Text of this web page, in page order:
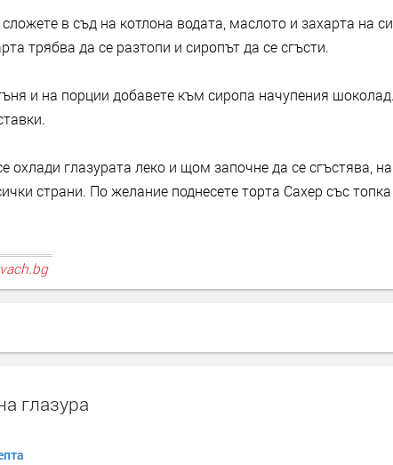
в съд на котлона водата, маслото и захарта на
трябва да се разтопи и сиропът да се сгъсти.
и на порции добавете към сиропа начупения
охлади глазурата леко и щом започне да се сгъстява,
страни. По желание поднесете торта Сахер със
глазура